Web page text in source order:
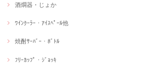
酒燗器・じょか
ﾜｲﾝｸｰﾗｰ・ｱｲｽﾍﾟｰﾙ他
焼酎ｻｰﾊﾞｰ・ﾎﾞﾄﾙ
ﾌﾘｰｶｯﾌﾟ・ｼﾞｮｯｷ